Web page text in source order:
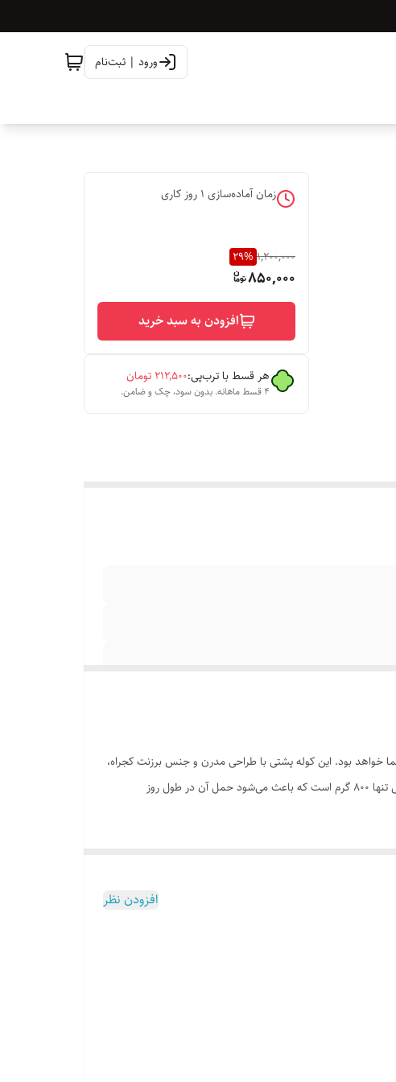
ورود | ثبت‌نام
زمان آماده‌سازی 1 روز کاری
1,200,000
29%
850,000
افزودن به سبد خرید
هر قسط با ترب‌پی:۲۱۲٬۵۰۰ تومان
۴ قسط ماهانه. بدون سود، چک و ضامن.
پشتی برزنت کجراه با ابعاد ۳۵×۵۰ سانتی‌متر گزینه‌ای ایده‌آل برای شما خواهد بود. این کوله پشتی با طراحی مدرن و جنس برزنت کجراه،
استحکام فوق‌العاده‌ای دارد و برای استفاده روزمره، دانشگاه، محل کار یا حتی سفرهای کوتاه بسیار مناسب است. وزن سبک این کوله پشتی تنها ۸۰۰ گرم است که باعث می‌شود حمل آن در طول روز
است.
افزودن نظر